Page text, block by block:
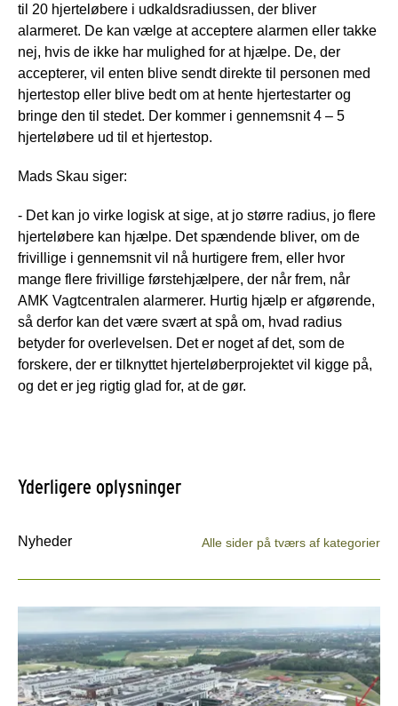
til 20 hjerteløbere i udkaldsradiussen, der bliver
alarmeret. De kan vælge at acceptere alarmen eller takke
nej, hvis de ikke har mulighed for at hjælpe. De, der
accepterer, vil enten blive sendt direkte til personen med
hjertestop eller blive bedt om at hente hjertestarter og
bringe den til stedet. Der kommer i gennemsnit 4 – 5
hjerteløbere ud til et hjertestop.
Mads Skau siger:
- Det kan jo virke logisk at sige, at jo større radius, jo flere
hjerteløbere kan hjælpe. Det spændende bliver, om de
frivillige i gennemsnit vil nå hurtigere frem, eller hvor
mange flere frivillige førstehjælpere, der når frem, når
AMK Vagtcentralen alarmerer. Hurtig hjælp er afgørende,
så derfor kan det være svært at spå om, hvad radius
betyder for overlevelsen. Det er noget af det, som de
forskere, der er tilknyttet hjerteløberprojektet vil kigge på,
og det er jeg rigtig glad for, at de gør.
Yderligere oplysninger
Nyheder Alle sider på tværs af kategorier